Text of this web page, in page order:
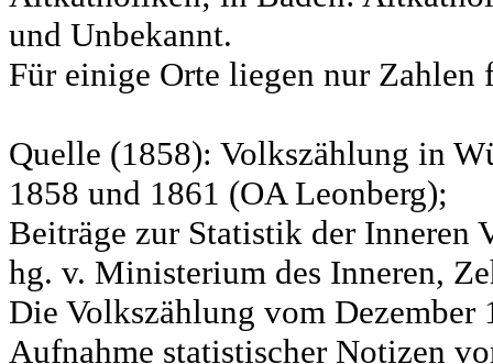
und Unbekannt.
Für einige Orte liegen nur Zahlen
Quelle (1858): Volkszählung in
1858 und 1861 (OA Leonberg);
Beiträge zur Statistik der Inneren
hg. v. Ministerium des Inneren,
Die Volkszählung vom
Aufnahme statistischer Notizen